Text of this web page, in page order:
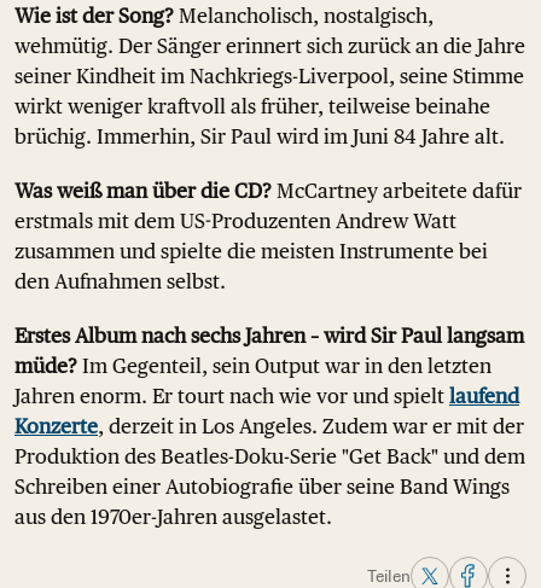
Wie ist der Song? Melancholisch, nostalgisch,
wehmütig. Der Sänger erinnert sich zurück an die Jahre
seiner Kindheit im Nachkriegs-Liverpool, seine Stimme
wirkt weniger kraftvoll als früher, teilweise beinahe
brüchig. Immerhin, Sir Paul wird im Juni 84 Jahre alt.
Was weiß man über die CD? McCartney arbeitete dafür
erstmals mit dem US-Produzenten Andrew Watt
zusammen und spielte die meisten Instrumente bei
den Aufnahmen selbst.
Erstes Album nach sechs Jahren – wird Sir Paul langsam
müde? Im Gegenteil, sein Output war in den letzten
Jahren enorm. Er tourt nach wie vor und spielt laufend
Konzerte, derzeit in Los Angeles. Zudem war er mit der
Produktion des Beatles-Doku-Serie "Get Back" und dem
Schreiben einer Autobiografie über seine Band Wings
aus den 1970er-Jahren ausgelastet.
Teilen